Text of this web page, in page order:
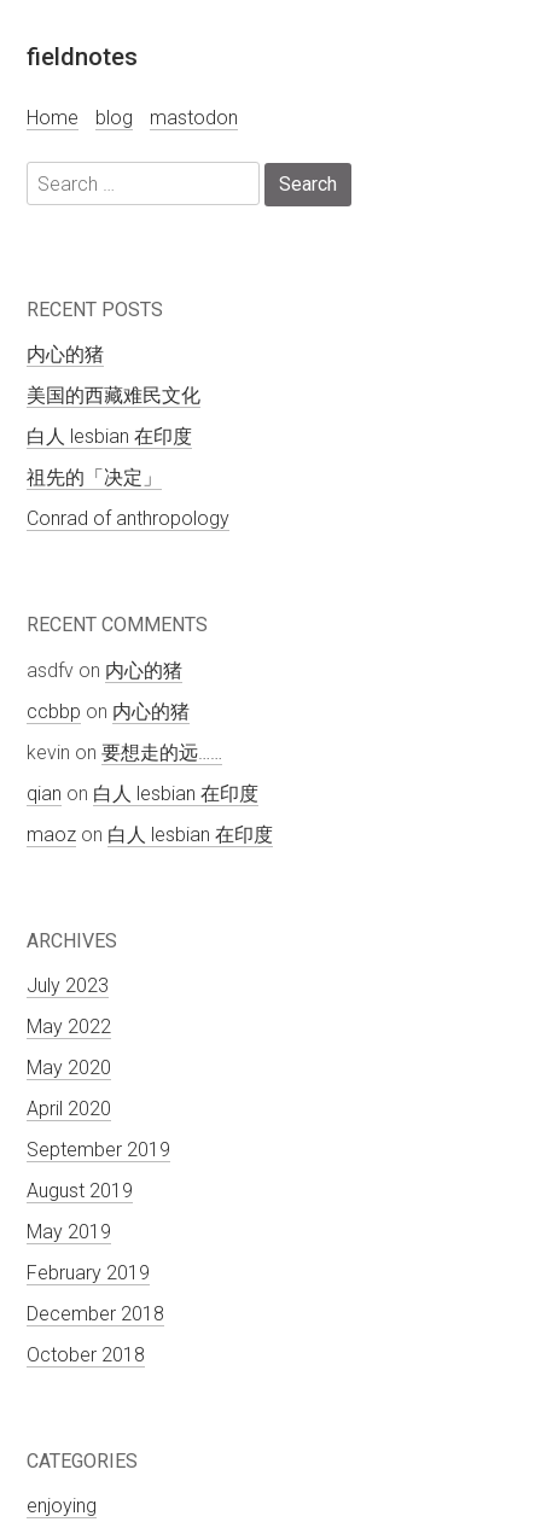
Skip
to
fieldnotes
Home blog mastodon
Search
for:
RECENT POSTS
内心的猪
美国的西藏难民文化
白人 lesbian 在印度
祖先的「决定」
Conrad of anthropology
RECENT COMMENTS
asdfvon 内心的猪
ccbbp on 内心的猪
kevin on 要想走的远……
qian on 白人 lesbian 在印度
maozon 白人 lesbian 在印度
ARCHIVES
July 2023
May 2022
May 2020
April 2020
September 2019
August 2019
May 2019
February 2019
December 2018
October 2018
CATEGORIES
enjoying